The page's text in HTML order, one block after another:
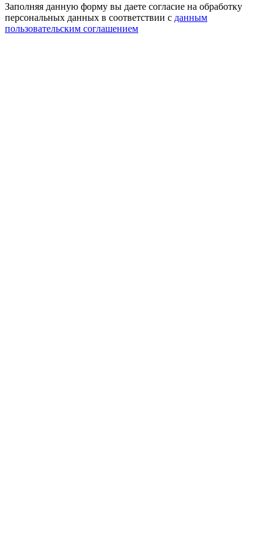
Заполняя данную форму вы даете согласие на обработку
персональных данных в соответствии с данным
пользовательским соглашением